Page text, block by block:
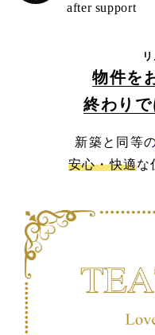
物件を
終わりで
新築と同等
安心・快適な